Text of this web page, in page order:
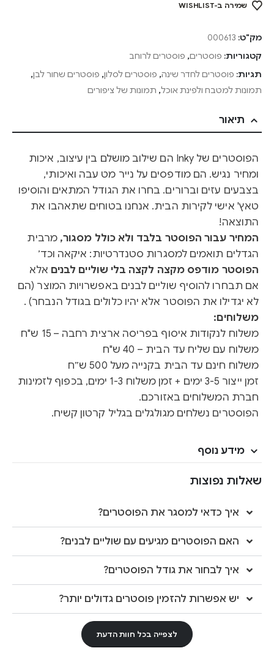
שמירה ב-WISHLIST
מק"ט: 000613
קטגוריות: פוסטרים, פוסטרים לרוחב
תגיות: פוסטרים לחדר שינה, פוסטרים לסלון, פוסטרים שחור לבן,
תמונות למטבח ולפינת אוכל, תמונות של ציפורים
תיאור
הפוסטרים של Inky הם שילוב מושלם בין עיצוב, איכות
ומחיר נגיש. הם מודפסים על נייר מט עבה ואיכותי,
בצבעים עזים וברורים. בחרו את הגודל המתאים והוסיפו
טאץ' אישי לקירות הבית. אנחנו בטוחים שתאהבו את
התוצאה!
המחיר עבור הפוסטר בלבד ולא כולל מסגור, מרבית
הגדלים תואמים למסגרות סטנדרטיות: איקאה וכד׳
הפוסטר מודפס מקצה לקצה בלי שוליים לבנים אלא
אם תבחרו להוסיף שוליים לבנים באפשרויות המוצר (הם
לא יגדילו את הפוסטר אלא יהיו כלולים בגודל הנבחר) .
משלוחים:
משלוח לנקודות איסוף בפריסה ארצית רחבה – 15 ש"ח
משלוח עם שליח עד הבית – 40 ש"ח
משלוח חינם עד הבית בקנייה מעל 500 ש״ח
זמן ייצור 3-5 ימים + זמן משלוח 1-3 ימים, בכפוף לזמינות
חברת המשלוחים באזורכם.
הפוסטרים נשלחים מגולגלים בגליל קרטון קשיח.
מידע נוסף
שאלות נפוצות
איך כדאי למסגר את הפוסטרים?
האם הפוסטרים מגיעים עם שוליים לבנים?
איך לבחור את גודל הפוסטרים?
יש אפשרות להזמין פוסטרים גדולים יותר?
לצפייה בכל חוות הדעת